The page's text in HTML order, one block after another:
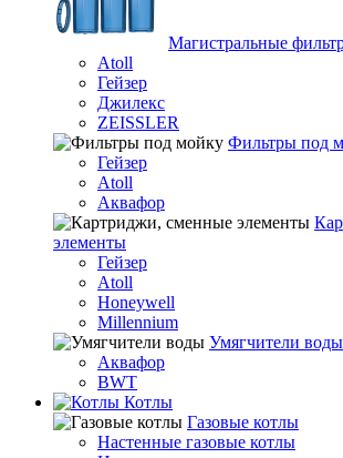
Магистральные
Atoll
Гейзер
Джилекс
ZEISSLER
Фильтры под
Гейзер
Atoll
Аквафор
элементы
Гейзер
Atoll
Honeywell
Millennium
Умягчители воды
Аквафор
BWT
Котлы
Гaзовые котлы
Настенные газовые котлы